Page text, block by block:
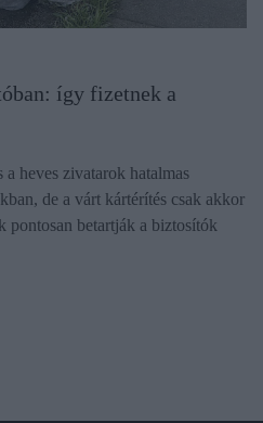
így fizetnek a
a heves zivatarok hatalmas
de a várt kártérítés csak akkor
pontosan betartják a biztosítók